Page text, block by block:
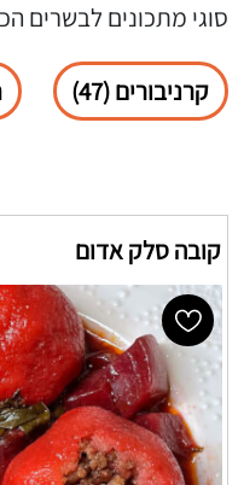
סוגי מתכונים לבשרים
קרניבורים (47)
קובה סלק אדום